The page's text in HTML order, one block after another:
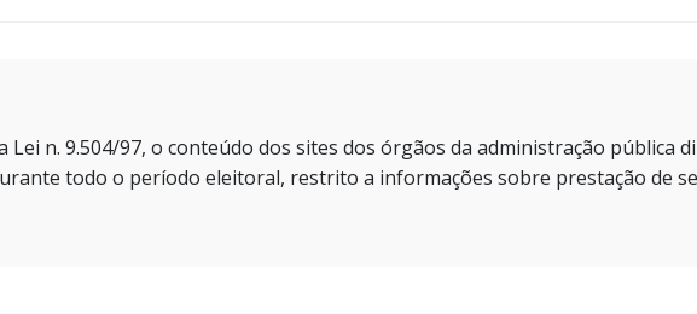
Lei n. 9.504/97, o conteúdo dos sites dos órgãos da administração pública
todo o período eleitoral, restrito a informações sobre prestação de